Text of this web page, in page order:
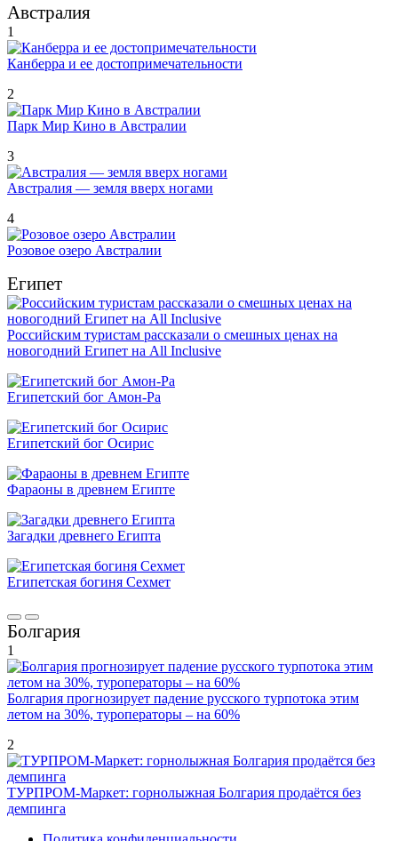
Австралия
1
Канберра и ее достопримечательности
2
Парк Мир Кино в Австралии
3
Австралия — земля вверх ногами
4
Розовое озеро Австралии
Египет
Российским туристам рассказали о смешных ценах на
новогодний Египет на All Inclusive
Египетский бог Амон-Ра
Египетский бог Осирис
Фараоны в древнем Египте
Загадки древнего Египта
Египетская богиня Сехмет
Болгария
1
Болгария прогнозирует падение русского турпотока этим
летом на 30%, туроператоры – на 60%
2
ТУРПРОМ-Маркет: горнолыжная Болгария продаётся без
демпинга